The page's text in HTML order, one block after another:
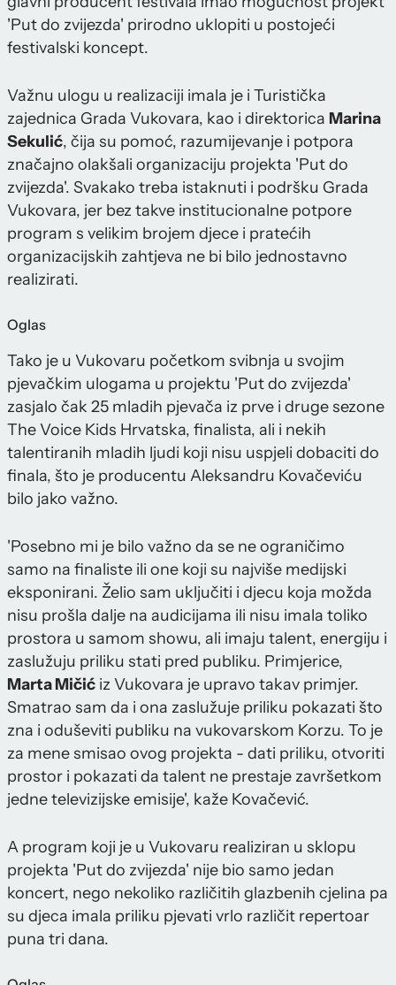
'Put do zvijezda' prirodno uklopiti u postojeći
festivalski koncept.
Važnu ulogu u realizaciji imala je i Turistička
zajednica Grada Vukovara, kao i direktorica Marina
Sekulić, čija su pomoć, razumijevanje i potpora
značajno olakšali organizaciju projekta 'Put do
zvijezda'. Svakako treba istaknuti i podršku Grada
Vukovara, jer bez takve institucionalne potpore
program s velikim brojem djece i pratećih
organizacijskih zahtjeva ne bi bilo jednostavno
realizirati.
Oglas
Tako je u Vukovaru početkom svibnja u svojim
pjevačkim ulogama u projektu 'Put do zvijezda'
zasjalo čak 25 mladih pjevača iz prve i druge sezone
The Voice Kids Hrvatska, finalista, ali i nekih
talentiranih mladih ljudi koji nisu uspjeli dobaciti do
finala, što je producentu Aleksandru Kovačeviću
bilo jako važno.
'Posebno mi je bilo važno da se ne ograničimo
samo na finaliste ili one koji su najviše medijski
eksponirani. Želio sam uključiti i djecu koja možda
nisu prošla dalje na audicijama ili nisu imala toliko
prostora u samom showu, ali imaju talent, energiju i
zaslužuju priliku stati pred publiku. Primjerice,
Marta Mičić iz Vukovara je upravo takav primjer.
Smatrao sam da i ona zaslužuje priliku pokazati što
zna i oduševiti publiku na vukovarskom Korzu. To je
za mene smisao ovog projekta - dati priliku, otvoriti
prostor i pokazati da talent ne prestaje završetkom
jedne televizijske emisije', kaže Kovačević.
A program koji je u Vukovaru realiziran u sklopu
projekta 'Put do zvijezda' nije bio samo jedan
koncert, nego nekoliko različitih glazbenih cjelina pa
su djeca imala priliku pjevati vrlo različit repertoar
puna tri dana.